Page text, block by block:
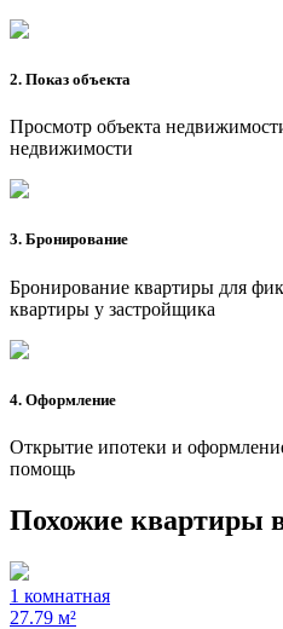
2. Показ объекта
Просмотр объекта
недвижимости
3. Бронирование
Бронирование квартиры для
квартиры у застройщика
4. Оформление
Открытие ипотеки и
помощь
Похожие квартиры
1 комнатная
27.79 м²